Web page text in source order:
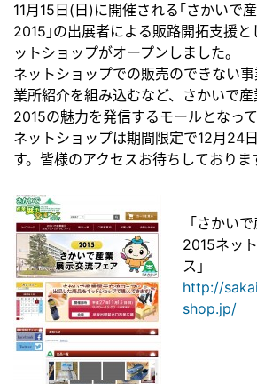
11月15日(日)に開催される｢さかいで
2015｣の出展者による販路開拓支援と
ットショップがオープンしました。
ネットショップでの販売のできない
業所紹介を組み込むなど、さかいで
2015の魅力を発信するモールとなって
ネットショップは期間限定で12月24
す。皆様のアクセスお待ちしておりま
「さかい
2015ネッ
ス」
http://
shop.jp/